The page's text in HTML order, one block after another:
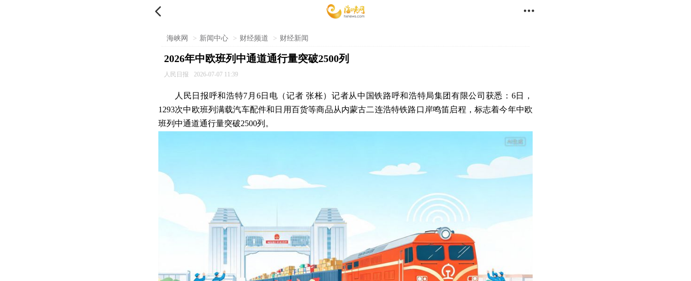
 
海峡网 > 新闻中心 > 财经频道 > 财经新闻
2026年中欧班列中通道通行量突破2500列
人民日报 2026-07-07 11:39
人民日报呼和浩特7月6日电（记者 张枨）记者从中国铁路呼和浩特局集团有限公司获悉：6日，
1293次中欧班列满载汽车配件和日用百货等商品从内蒙古二连浩特铁路口岸鸣笛启程，标志着今年中欧
班列中通道通行量突破2500列。